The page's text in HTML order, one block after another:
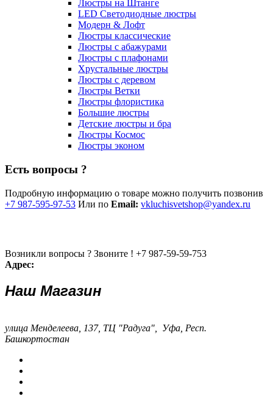
Люстры на Штанге
LED Светодиодные люстры
Модерн & Лофт
Люстры классические
Люстры с абажурами
Люстры с плафонами
Хрустальные люстры
Люстры с деревом
Люстры Ветки
Люстры флористика
Большие люстры
Детские люстры и бра
Люстры Космос
Люстры эконом
Есть вопросы ?
Подробную информацию о товаре можно получить позвонив
+7 987-595-97-53 Или по Email: vkluchisvetshop@yandex.ru
Возникли вопросы ? Звоните ! +7 987-59-59-753
Адрес:
Наш Магазин
улица Менделеева, 137, ТЦ "Радуга", Уфа, Респ.
Башкортостан